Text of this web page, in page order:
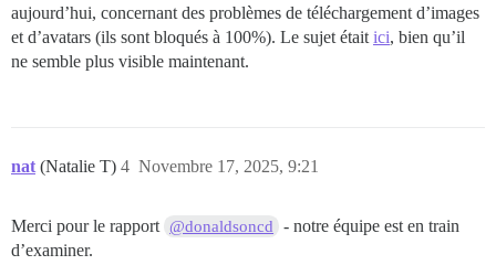
aujourd’hui, concernant des problèmes de téléchargement d’images
et d’avatars (ils sont bloqués à 100%). Le sujet était ici, bien qu’il
ne semble plus visible maintenant.
nat (Natalie T) Novembre 17, 2025, 9:21
4
Merci pour le rapport @donaldsoncd
- notre équipe est en train
d’examiner.